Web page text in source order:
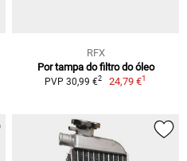
RFX
Por tampa do filtro do óleo
PVP 30,99 €2 24,79 €1